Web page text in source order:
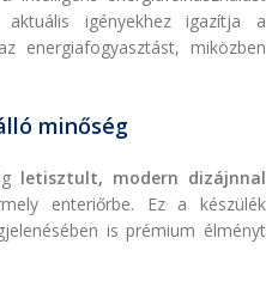
igényekhez igazítja a
energiafogyasztást, miközben
minőség
letisztult, modern dizájnnal
enteriőrbe. Ez a készülék
is prémium élményt